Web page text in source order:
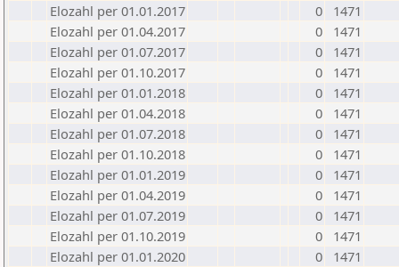
Elozahl per 01.01.2017
0
1471
Elozahl per 01.04.2017
0
1471
Elozahl per 01.07.2017
0
1471
Elozahl per 01.10.2017
0
1471
Elozahl per 01.01.2018
0
1471
Elozahl per 01.04.2018
0
1471
Elozahl per 01.07.2018
0
1471
Elozahl per 01.10.2018
0
1471
Elozahl per 01.01.2019
0
1471
Elozahl per 01.04.2019
0
1471
Elozahl per 01.07.2019
0
1471
Elozahl per 01.10.2019
0
1471
Elozahl per 01.01.2020
0
1471